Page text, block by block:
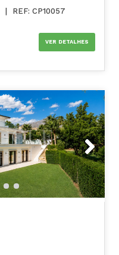
REF: CP10057
VER DETALHES
Next